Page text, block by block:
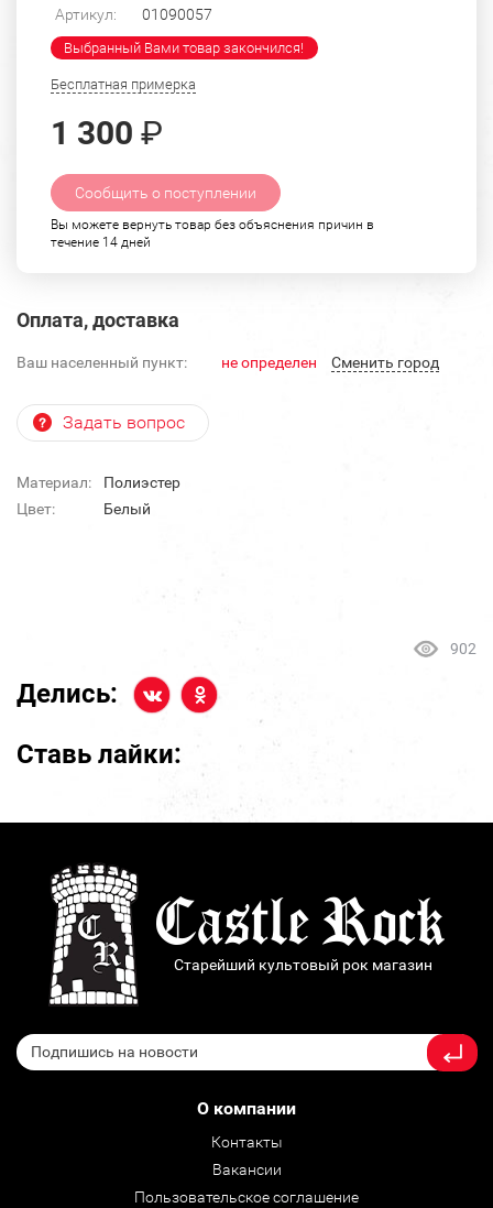
Артикул: 01090057
Выбранный Вами товар закончился!
Бесплатная примерка
1 300 ₽
Сообщить о поступлении
Вы можете вернуть товар без объяснения причин в
течение 14 дней
Оплата, доставка
Ваш населенный пункт: не определен Cменить город
Задать вопрос
Материал:
Полиэстер
Цвет:
Белый
902
Делись:
Ставь лайки:
Старейший культовый рок магазин
О компании
Контакты
Вакансии
Пользовательское соглашение